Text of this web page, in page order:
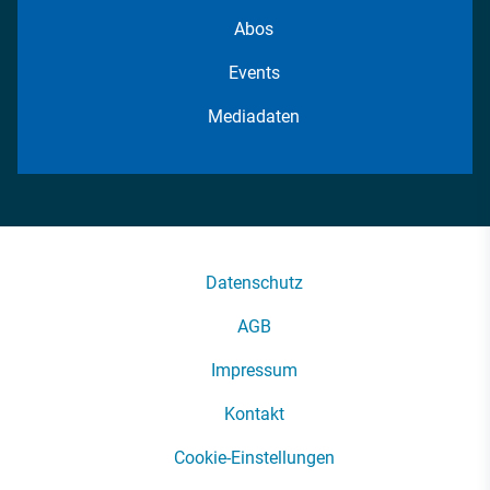
Abos
Events
Mediadaten
Datenschutz
AGB
Impressum
Kontakt
Cookie-Einstellungen